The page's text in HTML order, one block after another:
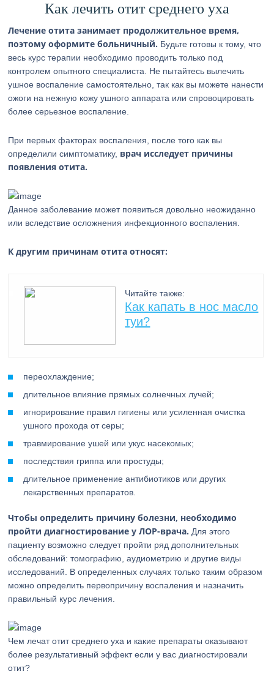
Как лечить отит среднего уха
Лечение отита занимает продолжительное время,
поэтому оформите больничный. Будьте готовы к тому, что
весь курс терапии необходимо проводить только под
контролем опытного специалиста. Не пытайтесь вылечить
ушное воспаление самостоятельно, так как вы можете нанести
ожоги на нежную кожу ушного аппарата или спровоцировать
более серьезное воспаление.
При первых факторах воспаления, после того как вы
определили симптоматику, врач исследует причины
появления отита.
Данное заболевание может появиться довольно неожиданно
или вследствие осложнения инфекционного воспаления.
К другим причинам отита относят:
Читайте также:
Как капать в нос масло
туи?
переохлаждение;
длительное влияние прямых солнечных лучей;
игнорирование правил гигиены или усиленная очистка
ушного прохода от серы;
травмирование ушей или укус насекомых;
последствия гриппа или простуды;
длительное применение антибиотиков или других
лекарственных препаратов.
Чтобы определить причину болезни, необходимо
пройти диагностирование у ЛОР-врача. Для этого
пациенту возможно следует пройти ряд дополнительных
обследований: томографию, аудиометрию и другие виды
исследований. В определенных случаях только таким образом
можно определить первопричину воспаления и назначить
правильный курс лечения.
Чем лечат отит среднего уха и какие препараты оказывают
более результативный эффект если у вас диагностировали
отит?